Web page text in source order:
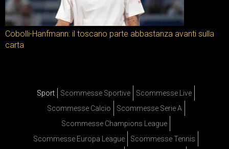
Cobolli-Hanfmann: il toscano parte abbastanza avanti sulla
carta
Sport Scommesse Sportive
Scommesse Live
Scommesse Calcio
Scommesse Serie A
Scommesse Champions League
Scommesse Europa League
Scommesse Tennis